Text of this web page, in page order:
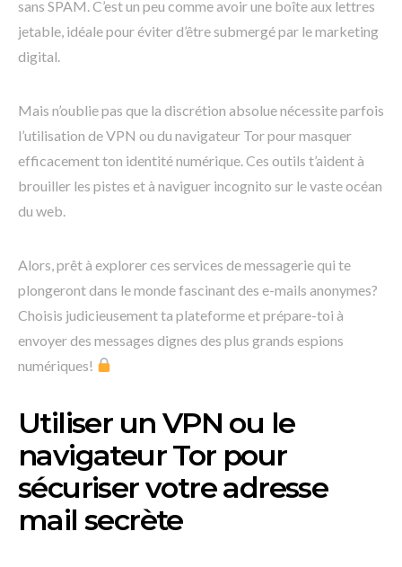
sans SPAM. C’est un peu comme avoir une boîte aux lettres
jetable, idéale pour éviter d’être submergé par le marketing
digital.
Mais n’oublie pas que la discrétion absolue nécessite parfois
l’utilisation de VPN ou du navigateur Tor pour masquer
efficacement ton identité numérique. Ces outils t’aident à
brouiller les pistes et à naviguer incognito sur le vaste océan
du web.
Alors, prêt à explorer ces services de messagerie qui te
plongeront dans le monde fascinant des e-mails anonymes?
Choisis judicieusement ta plateforme et prépare-toi à
envoyer des messages dignes des plus grands espions
numériques!
Utiliser un VPN ou le
navigateur Tor pour
sécuriser votre adresse
mail secrète